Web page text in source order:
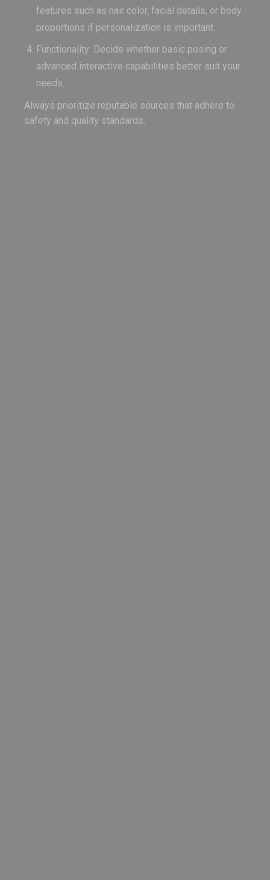
features such as hair color, facial details, or body
proportions if personalization is important.
Functionality: Decide whether basic posing or
advanced interactive capabilities better suit your
needs.
Always prioritize reputable sources that adhere to
safety and quality standards.